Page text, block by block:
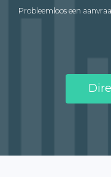
Probleemloos een